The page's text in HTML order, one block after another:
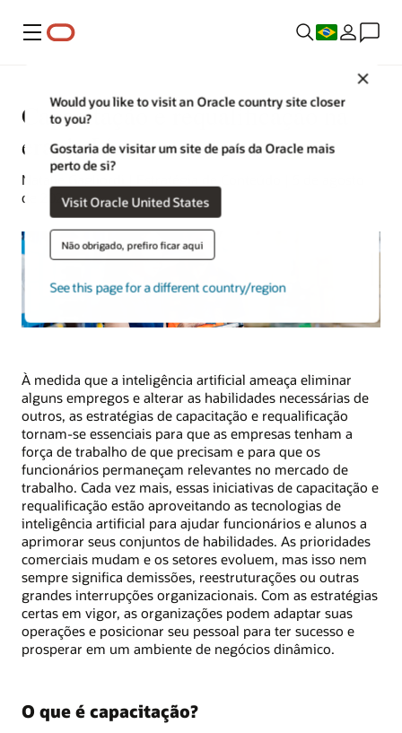
Menu
Would you like to visit an Oracle country site closer
to you?
Gostaria de visitar um site de país da Oracle mais
perto de si?
Visit Oracle United States
Não obrigado, prefiro ficar aqui
See this page for a different country/region
Capacitação e requalificação na
era da IA
Natalie Gagliordi | Estratégia de Conteúdo | 5 de agosto
de 2024
À medida que a inteligência artificial ameaça eliminar
alguns empregos e alterar as habilidades necessárias de
outros, as estratégias de capacitação e requalificação
tornam-se essenciais para que as empresas tenham a
força de trabalho de que precisam e para que os
funcionários permaneçam relevantes no mercado de
trabalho. Cada vez mais, essas iniciativas de capacitação e
requalificação estão aproveitando as tecnologias de
inteligência artificial para ajudar funcionários e alunos a
aprimorar seus conjuntos de habilidades. As prioridades
comerciais mudam e os setores evoluem, mas isso nem
sempre significa demissões, reestruturações ou outras
grandes interrupções organizacionais. Com as estratégias
certas em vigor, as organizações podem adaptar suas
operações e posicionar seu pessoal para ter sucesso e
prosperar em um ambiente de negócios dinâmico.
O que é capacitação?